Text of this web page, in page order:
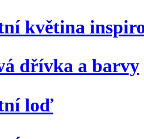
květina
dřívka a barvy
loď